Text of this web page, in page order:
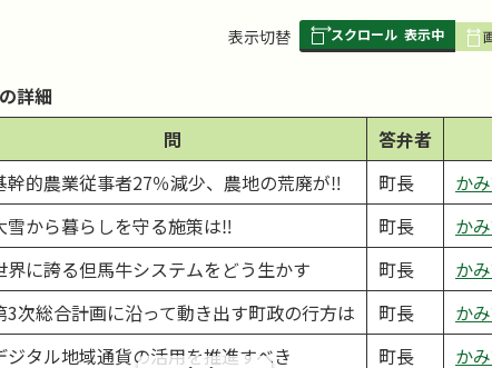
表
の
表示切替 スクロール 表示中
詳細
問 答弁者
幹的農業従事者27％減少、農地の荒廃が‼ 町長
か
雪から暮らしを守る施策は‼ 町長
か
界に誇る但馬牛システムをどう生かす 町長
か
3次総合計画に沿って動き出す町政の行方は 町長
か
ジタル地域通貨の活用を推進すべき 町長
か